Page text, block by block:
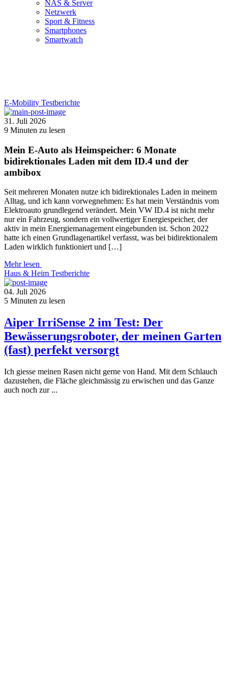
NAS & Server
Netzwerk
Sport & Fitness
Smartphones
Smartwatch
E-Mobility Testberichte
31. Juli 2026
9 Minuten zu lesen
Mein E-Auto als Heimspeicher: 6 Monate
bidirektionales Laden mit dem ID.4 und der
ambibox
Seit mehreren Monaten nutze ich bidirektionales Laden in meinem
Alltag, und ich kann vorwegnehmen: Es hat mein Verständnis vom
Elektroauto grundlegend verändert. Mein VW ID.4 ist nicht mehr
nur ein Fahrzeug, sondern ein vollwertiger Energiespeicher, der
aktiv in mein Energiemanagement eingebunden ist. Schon 2022
hatte ich einen Grundlagenartikel verfasst, was bei bidirektionalem
Laden wirklich funktioniert und […]
Mehr lesen
Haus & Heim Testberichte
04. Juli 2026
5 Minuten zu lesen
Aiper IrriSense 2 im Test: Der
Bewässerungsroboter, der meinen Garten
(fast) perfekt versorgt
Ich giesse meinen Rasen nicht gerne von Hand. Mit dem Schlauch
dazustehen, die Fläche gleichmässig zu erwischen und das Ganze
auch noch zur ...